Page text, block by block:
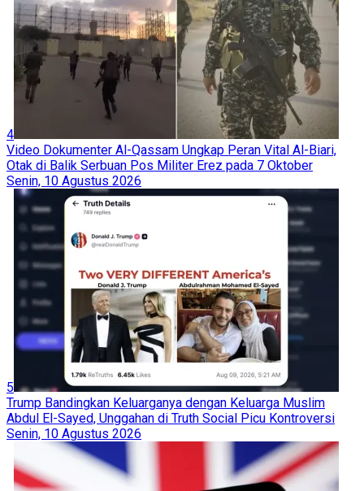
4
Video Dokumenter Al-Qassam Ungkap Peran Vital Al-Biari,
Otak di Balik Serbuan Pos Militer Erez pada 7 Oktober
Senin, 10 Agustus 2026
5
Trump Bandingkan Keluarganya dengan Keluarga Muslim
Abdul El-Sayed, Unggahan di Truth Social Picu Kontroversi
Senin, 10 Agustus 2026